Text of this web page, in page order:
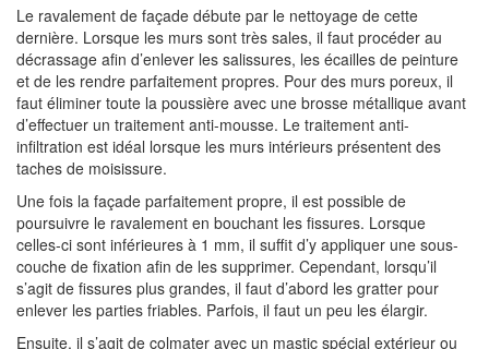
Le ravalement de façade débute par le nettoyage de cette
dernière. Lorsque les murs sont très sales, il faut procéder au
décrassage afin d’enlever les salissures, les écailles de peinture
et de les rendre parfaitement propres. Pour des murs poreux, il
faut éliminer toute la poussière avec une brosse métallique avant
d’effectuer un traitement anti-mousse. Le traitement anti-
infiltration est idéal lorsque les murs intérieurs présentent des
taches de moisissure.
Une fois la façade parfaitement propre, il est possible de
poursuivre le ravalement en bouchant les fissures. Lorsque
celles-ci sont inférieures à 1 mm, il suffit d’y appliquer une sous-
couche de fixation afin de les supprimer. Cependant, lorsqu’il
s’agit de fissures plus grandes, il faut d’abord les gratter pour
enlever les parties friables. Parfois, il faut un peu les élargir.
Ensuite, il s’agit de colmater avec un mastic spécial extérieur ou